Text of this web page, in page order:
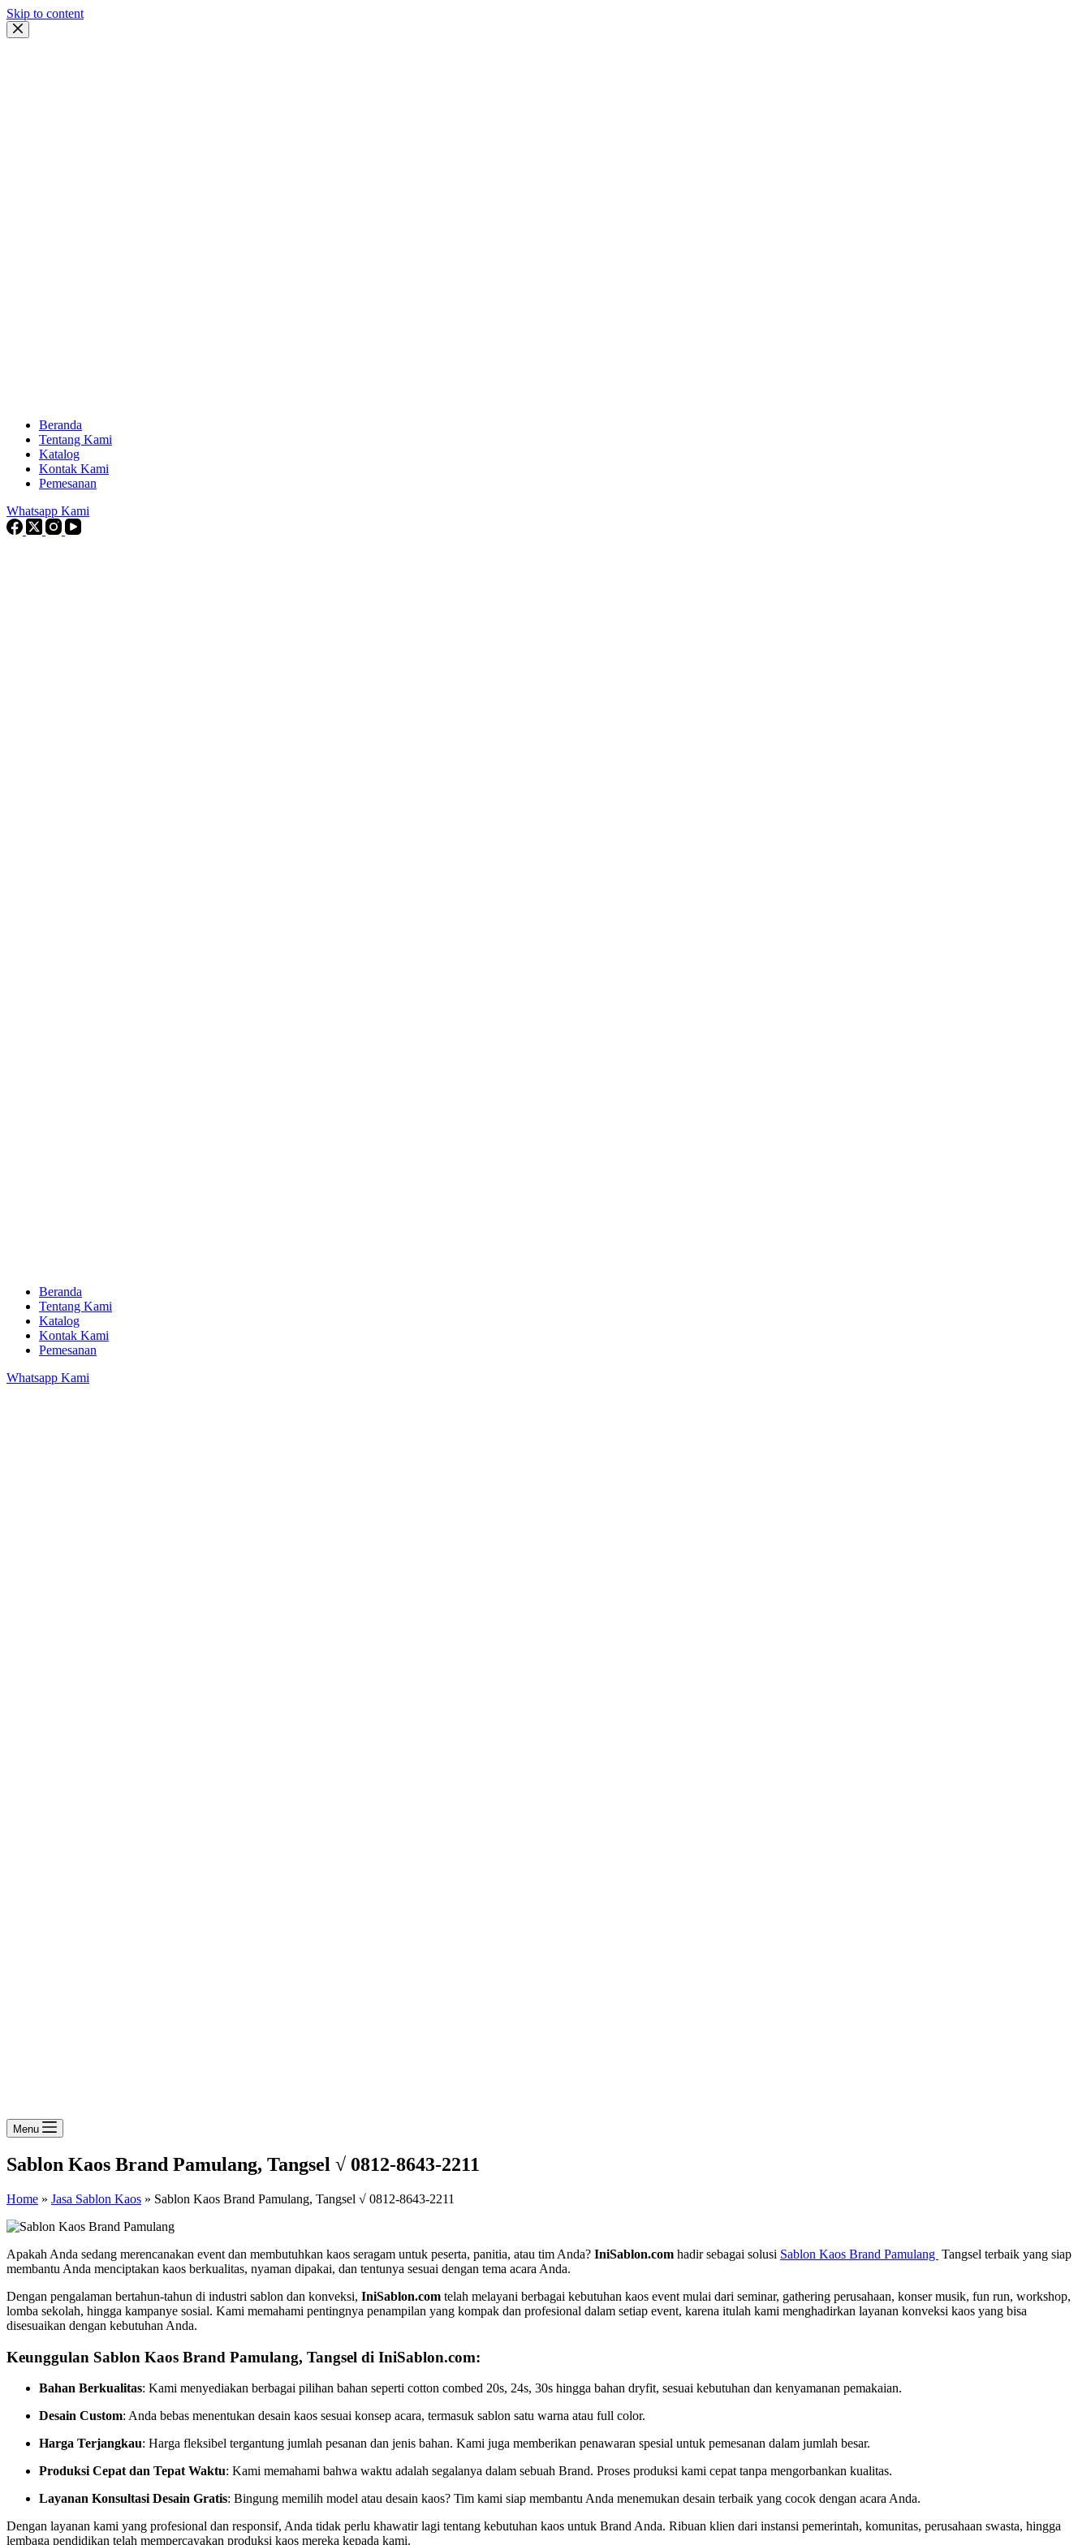
Skip to content
Beranda
Tentang Kami
Katalog
Kontak Kami
Pemesanan
Whatsapp Kami
Beranda
Tentang Kami
Katalog
Kontak Kami
Pemesanan
Whatsapp Kami
Menu
Sablon Kaos Brand Pamulang, Tangsel √ 0812-8643-2211
Home » Jasa Sablon Kaos » Sablon Kaos Brand Pamulang, Tangsel √ 0812-8643-2211
Apakah Anda sedang merencanakan event dan membutuhkan kaos seragam untuk peserta, panitia, atau tim Anda? IniSablon.com hadir sebagai solusi Sablon Kaos Brand Pamulang Tangsel terbaik yang siap
membantu Anda menciptakan kaos berkualitas, nyaman dipakai, dan tentunya sesuai dengan tema acara Anda.
Dengan pengalaman bertahun-tahun di industri sablon dan konveksi, IniSablon.com telah melayani berbagai kebutuhan kaos event mulai dari seminar, gathering perusahaan, konser musik, fun run, workshop,
lomba sekolah, hingga kampanye sosial. Kami memahami pentingnya penampilan yang kompak dan profesional dalam setiap event, karena itulah kami menghadirkan layanan konveksi kaos yang bisa
disesuaikan dengan kebutuhan Anda.
Keunggulan Sablon Kaos Brand Pamulang, Tangsel di IniSablon.com:
Bahan Berkualitas: Kami menyediakan berbagai pilihan bahan seperti cotton combed 20s, 24s, 30s hingga bahan dryfit, sesuai kebutuhan dan kenyamanan pemakaian.
Desain Custom: Anda bebas menentukan desain kaos sesuai konsep acara, termasuk sablon satu warna atau full color.
Harga Terjangkau: Harga fleksibel tergantung jumlah pesanan dan jenis bahan. Kami juga memberikan penawaran spesial untuk pemesanan dalam jumlah besar.
Produksi Cepat dan Tepat Waktu: Kami memahami bahwa waktu adalah segalanya dalam sebuah Brand. Proses produksi kami cepat tanpa mengorbankan kualitas.
Layanan Konsultasi Desain Gratis: Bingung memilih model atau desain kaos? Tim kami siap membantu Anda menemukan desain terbaik yang cocok dengan acara Anda.
Dengan layanan kami yang profesional dan responsif, Anda tidak perlu khawatir lagi tentang kebutuhan kaos untuk Brand Anda. Ribuan klien dari instansi pemerintah, komunitas, perusahaan swasta, hingga
lembaga pendidikan telah mempercayakan produksi kaos mereka kepada kami.